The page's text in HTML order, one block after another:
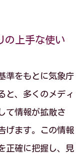
の上手な使い
準をもとに気象庁
と、多くのメディ
て情報が拡散さ
げます。この情報
正確に把握し、見